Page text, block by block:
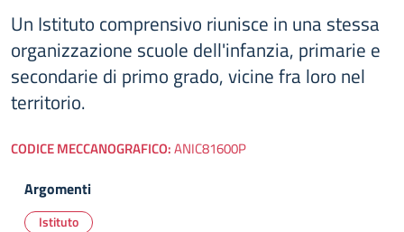
Un Istituto comprensivo riunisce in una stessa
organizzazione scuole dell'infanzia, primarie e
secondarie di primo grado, vicine fra loro nel
territorio.
CODICE MECCANOGRAFICO:ANIC81600P
Argomenti
Istituto